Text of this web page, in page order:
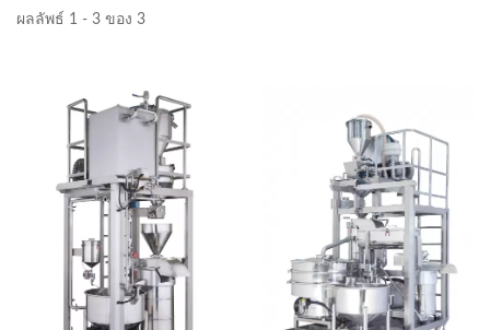
ผลลัพธ์ 1 - 3 ของ 3